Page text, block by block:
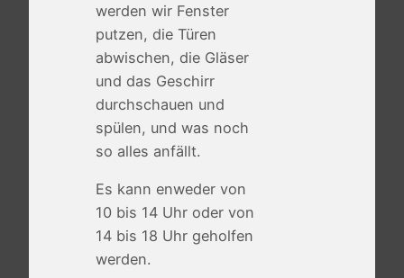
werden wir Fenster
putzen, die Türen
abwischen, die Gläser
und das Geschirr
durchschauen und
spülen, und was noch
so alles anfällt.
Es kann enweder von
10 bis 14 Uhr oder von
14 bis 18 Uhr geholfen
werden.